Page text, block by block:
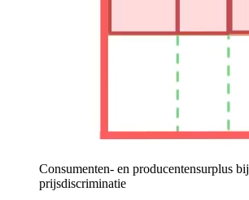
Consumenten- en producentensurplus bij
prijsdiscriminatie